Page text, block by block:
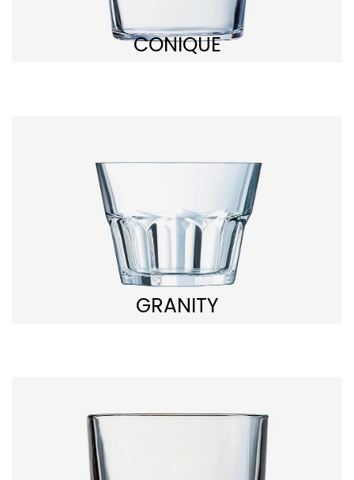
CONIQUE
GRANITY